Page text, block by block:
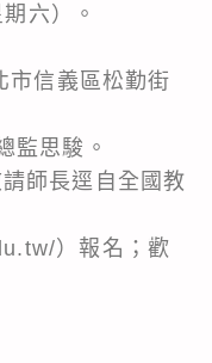
六）。
市信義區松勤街
監思駿。
師長逕自全國教
）報名；歡